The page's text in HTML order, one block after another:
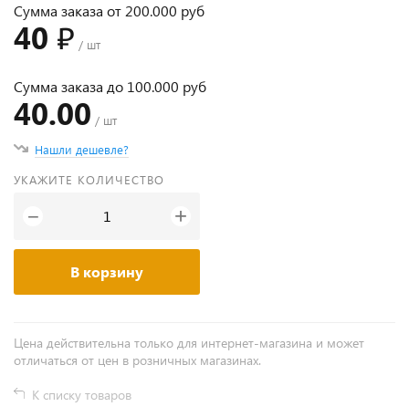
Сумма заказа от 200.000 руб
40 ₽ / шт
Сумма заказа до 100.000 руб
40.00 / шт
Нашли дешевле?
УКАЖИТЕ КОЛИЧЕСТВО
− +
В корзину
Цена действительна только для интернет-магазина и может
отличаться от цен в розничных магазинах.
К списку товаров